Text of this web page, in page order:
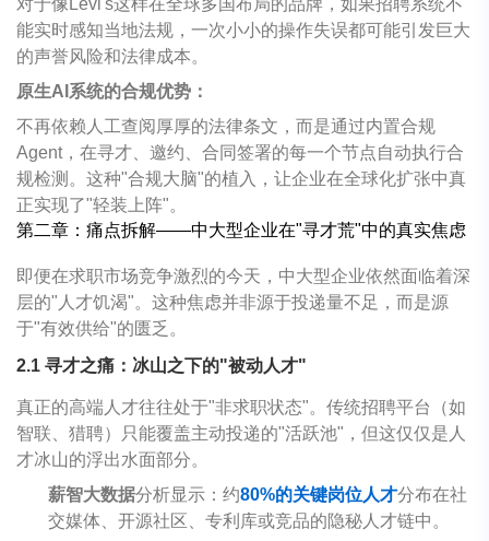
对于像Levi's这样在全球多国布局的品牌，如果招聘系统不
能实时感知当地法规，一次小小的操作失误都可能引发巨大
的声誉风险和法律成本。
原生AI系统的合规优势：
不再依赖人工查阅厚厚的法律条文，而是通过内置合规
Agent，在寻才、邀约、合同签署的每一个节点自动执行合
规检测。这种"合规大脑"的植入，让企业在全球化扩张中真
正实现了"轻装上阵"。
第二章：痛点拆解——中大型企业在"寻才荒"中的真实焦虑
即便在求职市场竞争激烈的今天，中大型企业依然面临着深
层的"人才饥渴"。这种焦虑并非源于投递量不足，而是源
于"有效供给"的匮乏。
2.1 寻才之痛：冰山之下的"被动人才"
真正的高端人才往往处于"非求职状态"。传统招聘平台（如
智联、猎聘）只能覆盖主动投递的"活跃池"，但这仅仅是人
才冰山的浮出水面部分。
薪智大数据分析显示：约80%的关键岗位人才分布在社
交媒体、开源社区、专利库或竞品的隐秘人才链中。